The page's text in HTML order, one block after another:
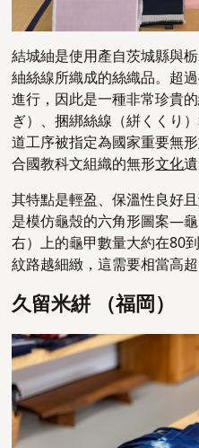
結城紬是使用產自茨城縣與
紬絲線所織成的絲織品。超
進行，因此是一種非常珍貴
ぎ）、捆綁絲線（絣くくり
道工序被指定為國家重要無形
合國教科文組織的無形文化遺
其特點是輕盈、保溫性良好
是模仿龜殼的六角形圖案—
右）上的龜甲數量大約在80
紋路越細緻，這需要相當高超
久留米絣 （福岡）